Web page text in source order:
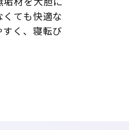
ても快適な
く、寝転び